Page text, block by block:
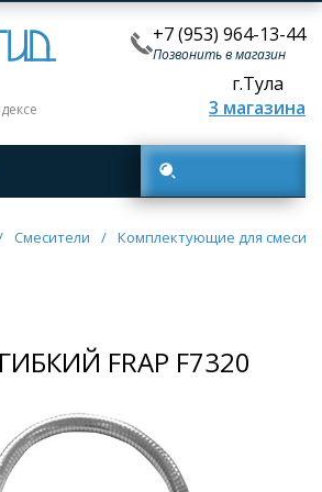
+7 (953) 964-13-44
Позвонить в магазин
г.Тула
3 магазина
ванных комнат
Смесители / Комплектующие для
FRAP F7320